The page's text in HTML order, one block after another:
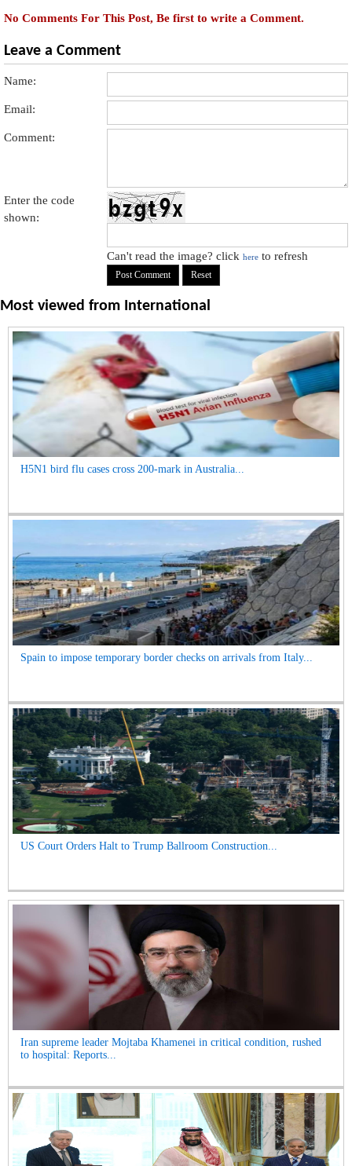
No Comments For This Post, Be first to write a Comment.
Leave a Comment
Name:
Email:
Comment:
Enter the code
shown:
Can't read the image? clickhere to refresh
Most viewed from International
H5N1 bird flu cases cross 200-mark in Australia...
Spain to impose temporary border checks on arrivals from Italy...
US Court Orders Halt to Trump Ballroom Construction...
Iran supreme leader Mojtaba Khamenei in critical condition, rushed
to hospital: Reports...